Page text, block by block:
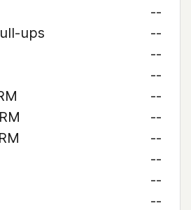
--
ups
--
--
--
--
--
--
--
--
--